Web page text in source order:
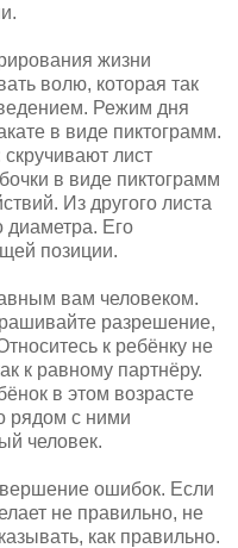
жизни
волю, которая так
Режим дня
в виде пиктограмм.
лист
в виде пиктограмм
Из другого листа
диаметра. Его
позиции.
вам человеком.
разрешение,
к ребёнку не
к равному партнёру.
в этом возрасте
рядом с ними
человек.
ошибок. Если
не правильно, не
как правильно.